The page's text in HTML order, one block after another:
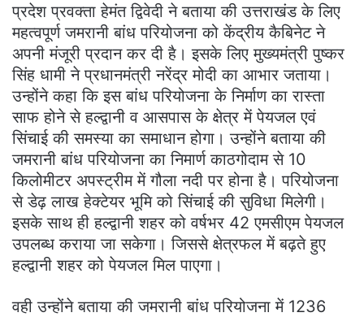
प्रदेश प्रवक्ता हेमंत द्विवेदी ने बताया की उत्तराखंड के लिए
महत्वपूर्ण जमरानी बांध परियोजना को केंद्रीय कैबिनेट ने
अपनी मंजूरी प्रदान कर दी है। इसके लिए मुख्यमंत्री पुष्कर
सिंह धामी ने प्रधानमंत्री नरेंद्र मोदी का आभार जताया।
उन्होंने कहा कि इस बांध परियोजना के निर्माण का रास्ता
साफ होने से हल्द्वानी व आसपास के क्षेत्र में पेयजल एवं
सिंचाई की समस्या का समाधान होगा। उन्होंने बताया की
जमरानी बांध परियोजना का निमार्ण काठगोदाम से 10
किलोमीटर अपस्ट्रीम में गौला नदी पर होना है। परियोजना
से डेढ़ लाख हेक्टेयर भूमि को सिंचाई की सुविधा मिलेगी।
इसके साथ ही हल्द्वानी शहर को वर्षभर 42 एमसीएम पेयजल
उपलब्ध कराया जा सकेगा। जिससे क्षेत्रफल में बढ़ते हुए
हल्द्वानी शहर को पेयजल मिल पाएगा।
वही उन्होंने बताया की जमरानी बांध परियोजना में 1236